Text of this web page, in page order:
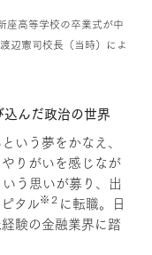
高等学校の卒業式が中
辺憲司校長（当時）によ
んだ政治の世界
いう夢をかなえ、
りがいを感じなが
う思いが募り、出
タル※２ に転職。日
験の金融業界に踏